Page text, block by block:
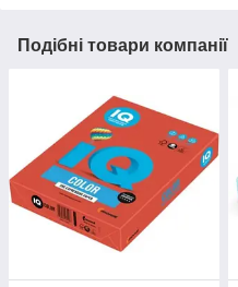
Подібні товари компанії